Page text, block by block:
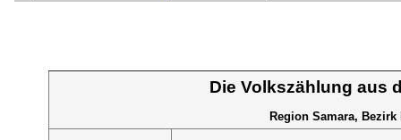
Die Volkszählung aus
Region Samara,